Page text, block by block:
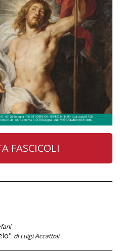
FASCICOLI
di Luigi Accattoli